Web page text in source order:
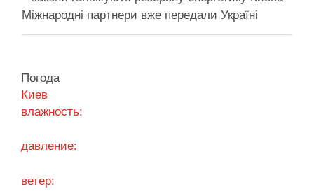
Міжнародні партнери вже передали Україні
обладнання для резервного енергозабезпечення
4 серпня заявив депутат Київської міської ради
від …
Погода
Киев
влажность:
давление:
ветер: